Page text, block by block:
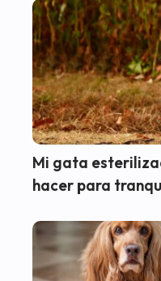
Mi gata
hacer para